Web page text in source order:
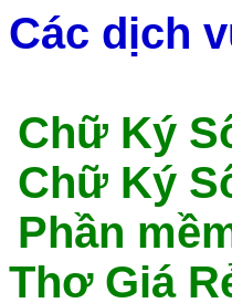
Các dịch
Chữ Ký
Chữ Ký
Phần
Thơ Giá